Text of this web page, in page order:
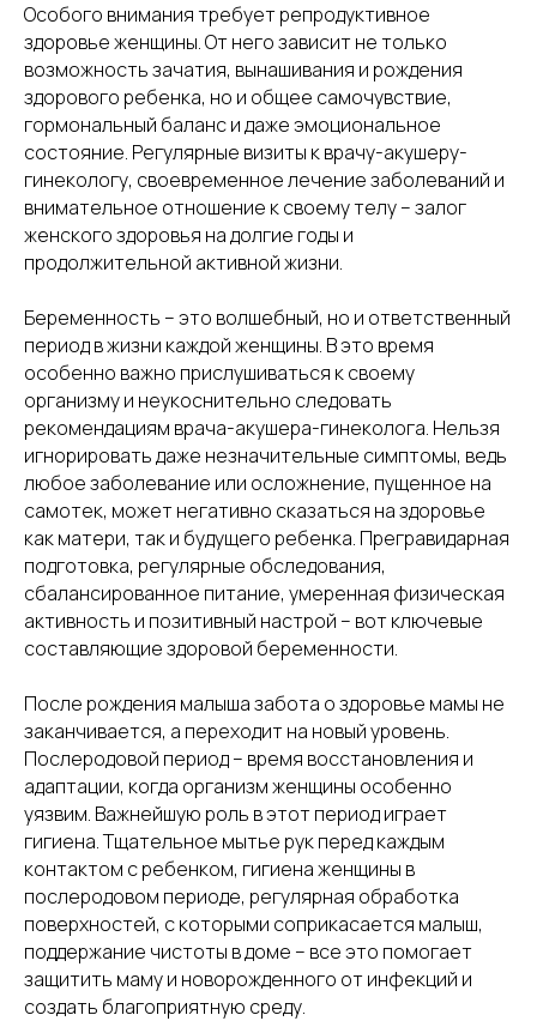
Особого внимания требует репродуктивное
здоровье женщины. От него зависит не только
возможность зачатия, вынашивания и рождения
здорового ребенка, но и общее самочувствие,
гормональный баланс и даже эмоциональное
состояние. Регулярные визиты к врачу-акушеру-
гинекологу, своевременное лечение заболеваний и
внимательное отношение к своему телу – залог
женского здоровья на долгие годы и
продолжительной активной жизни.
Беременность – это волшебный, но и ответственный
период в жизни каждой женщины. В это время
особенно важно прислушиваться к своему
организму и неукоснительно следовать
рекомендациям врача-акушера-гинеколога. Нельзя
игнорировать даже незначительные симптомы, ведь
любое заболевание или осложнение, пущенное на
самотек, может негативно сказаться на здоровье
как матери, так и будущего ребенка. Прегравидарная
подготовка, регулярные обследования,
сбалансированное питание, умеренная физическая
активность и позитивный настрой – вот ключевые
составляющие здоровой беременности.
После рождения малыша забота о здоровье мамы не
заканчивается, а переходит на новый уровень.
Послеродовой период – время восстановления и
адаптации, когда организм женщины особенно
уязвим. Важнейшую роль в этот период играет
гигиена. Тщательное мытье рук перед каждым
контактом с ребенком, гигиена женщины в
послеродовом периоде, регулярная обработка
поверхностей, с которыми соприкасается малыш,
поддержание чистоты в доме – все это помогает
защитить маму и новорожденного от инфекций и
создать благоприятную среду.